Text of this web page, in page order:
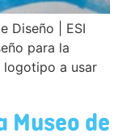
Diseño | ESI
para la
a usar
Museo de